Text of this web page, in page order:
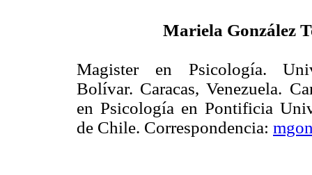
Mariela González
Magister en Psicología.
Bolívar. Caracas, Venezuela.
en Psicología en Pontificia
de Chile. Correspondencia: